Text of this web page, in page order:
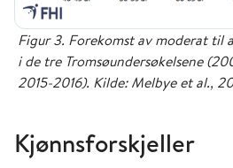
Figur 3. Forekomst av moderat til
i de tre Tromsøundersøkelsene
2015-2016). Kilde: Melbye et al.,
Kjønnsforskjeller